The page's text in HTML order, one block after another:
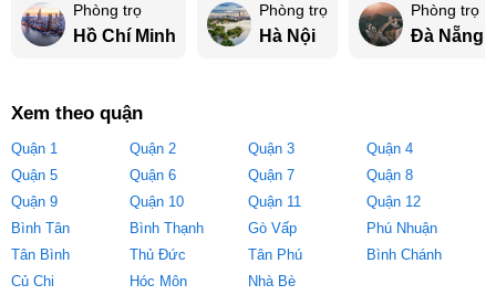
Phòng trọ
Hồ Chí Minh
Phòng trọ
Hà Nội
Phòng trọ
Đà Nẵng
Xem theo quận
Quận 1 Quận 2 Quận 3
Quận 4
Quận 5
Quận 6 Quận 7
Quận 8
Quận 9
Quận 10 Quận 11
Quận 12
Bình Tân
Bình Thạnh Gò Vấp
Phú Nhuận
Tân Bình
Thủ Đức Tân Phú
Bình Chánh
Củ Chi
Hóc Môn Nhà Bè